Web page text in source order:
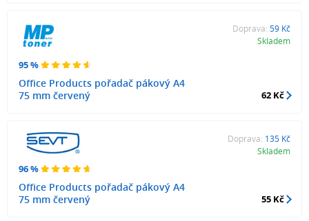
95 %
Office Products pořadač pákový A4
75 mm červený
Doprava: 59 Kč
Skladem
62 Kč
96 %
Office Products pořadač pákový A4
75 mm červený
Doprava: 135 Kč
Skladem
55 Kč